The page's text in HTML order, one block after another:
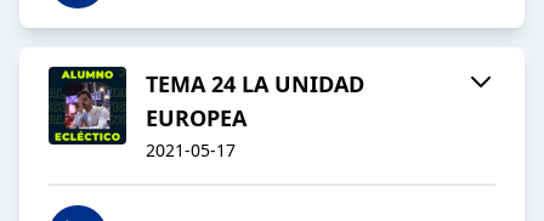
TEMA 24 LA UNIDAD
EUROPEA
2021-05-17